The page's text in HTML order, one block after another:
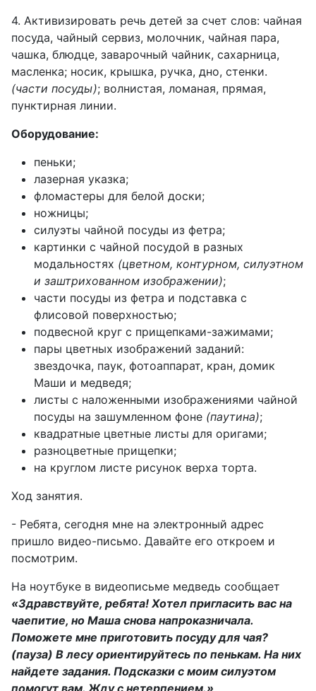
4. Активизировать речь детей за счет слов: чайная
посуда, чайный сервиз, молочник, чайная пара,
чашка, блюдце, заварочный чайник, сахарница,
масленка; носик, крышка, ручка, дно, стенки.
(части посуды); волнистая, ломаная, прямая,
пунктирная линии.
Оборудование:
пеньки;
лазерная указка;
фломастеры для белой доски;
ножницы;
силуэты чайной посуды из фетра;
картинки с чайной посудой в разных
модальностях (цветном, контурном, силуэтном
и заштрихованном изображении);
части посуды из фетра и подставка с
флисовой поверхностью;
подвесной круг с прищепками-зажимами;
пары цветных изображений заданий:
звездочка, паук, фотоаппарат, кран, домик
Маши и медведя;
листы с наложенными изображениями чайной
посуды на зашумленном фоне (паутина);
квадратные цветные листы для оригами;
разноцветные прищепки;
на круглом листе рисунок верха торта.
Ход занятия.
- Ребята, сегодня мне на электронный адрес
пришло видео-письмо. Давайте его откроем и
посмотрим.
На ноутбуке в видеописьме медведь сообщает
«Здравствуйте, ребята! Хотел пригласить вас на
чаепитие, но Маша снова напроказничала.
Поможете мне приготовить посуду для чая?
(пауза) В лесу ориентируйтесь по пенькам. На них
найдете задания. Подсказки с моим силуэтом
помогут вам. Жду с нетерпением.»